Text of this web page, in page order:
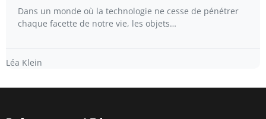
Dans un monde où la technologie ne cesse de pénétrer
chaque facette de notre vie, les objets…
Léa Klein